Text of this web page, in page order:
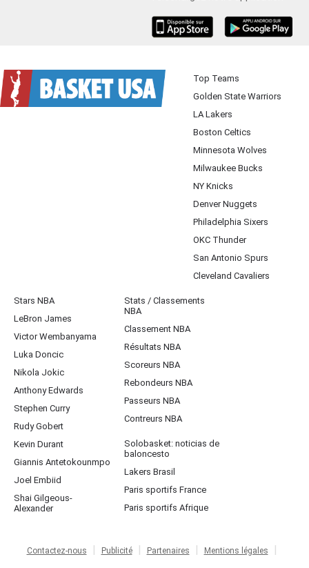
Top Teams
Golden State Warriors
LA Lakers
Boston Celtics
Minnesota Wolves
Milwaukee Bucks
NY Knicks
Denver Nuggets
Philadelphia Sixers
OKC Thunder
San Antonio Spurs
Cleveland Cavaliers
Stars NBA
LeBron James
Victor Wembanyama
Luka Doncic
Nikola Jokic
Anthony Edwards
Stephen Curry
Rudy Gobert
Kevin Durant
Giannis Antetokounmpo
Joel Embiid
Shai Gilgeous-
Alexander
Stats / Classements
NBA
Classement NBA
Résultats NBA
Scoreurs NBA
Rebondeurs NBA
Passeurs NBA
Contreurs NBA
Solobasket: noticias de
baloncesto
Lakers Brasil
Paris sportifs France
Paris sportifs Afrique
Contactez-nous Publicité Partenaires Mentions légales